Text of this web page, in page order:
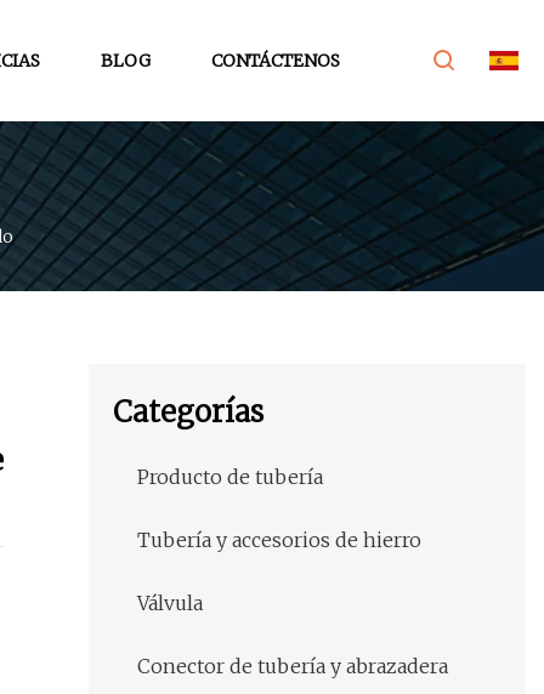
BLOG CONTÁCTENOS
Categorías
Producto de tubería
Tubería y accesorios de hierro
Válvula
Conector de tubería y abrazadera